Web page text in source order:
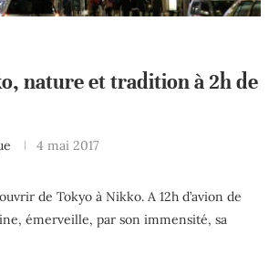
nature et tradition à 2h de
4 mai 2017
de Tokyo à Nikko. A 12h d’avion de
émerveille, par son immensité, sa